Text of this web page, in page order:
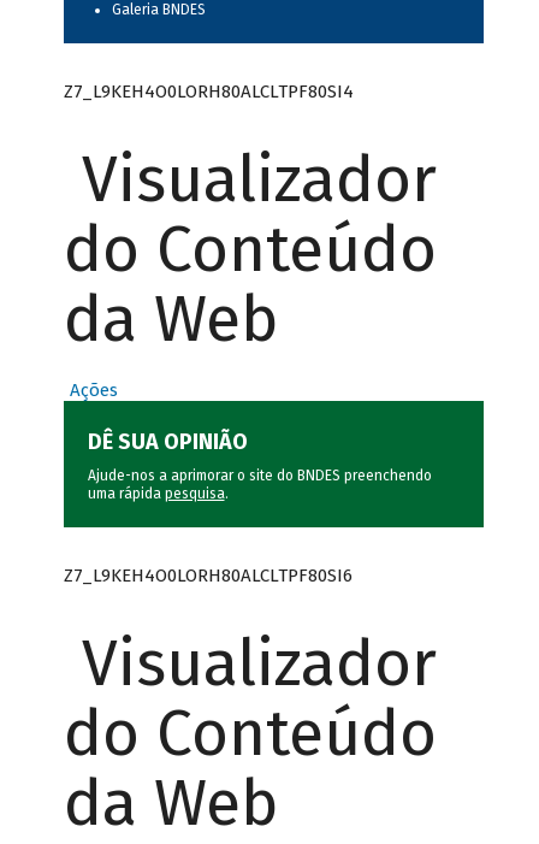
Galeria BNDES
Z7_L9KEH4O0LORH80ALCLTPF80SI4
Visualizador
do Conteúdo
da Web
Ações
DÊ SUA OPINIÃO
Ajude-nos a aprimorar o site do BNDES preenchendo
uma rápida pesquisa.
Z7_L9KEH4O0LORH80ALCLTPF80SI6
Visualizador
do Conteúdo
da Web